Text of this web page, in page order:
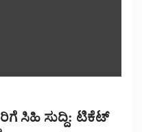
ಸಿಹಿ ಸುದ್ದಿ: ಟಿಕೆಟ್